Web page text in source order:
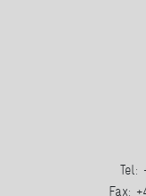
Fax: